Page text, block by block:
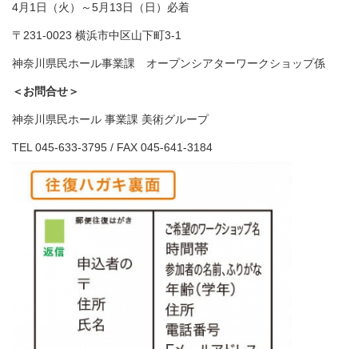
4月1日（火）～5月13日（日）必着
〒231-0023 横浜市中区山下町3-1
神奈川県民ホール事業課 オープンシアターワークショップ係
＜お問合せ＞
神奈川県民ホール 事業課 美術グループ
TEL 045-633-3795 / FAX 045-641-3184